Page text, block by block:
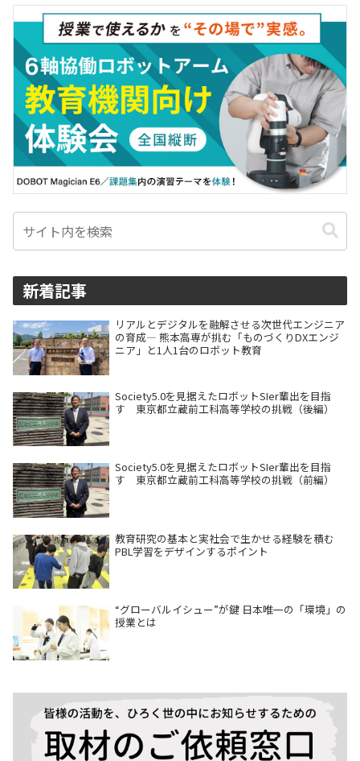
新着記事
リアルとデジタルを融解させる次世代エンジニア
の育成― 熊本高専が挑む「ものづくりDXエンジ
ニア」と1人1台のロボット教育
Society5.0を見据えたロボットSIer輩出を目指
す 東京都立蔵前工科高等学校の挑戦（後編）
Society5.0を見据えたロボットSIer輩出を目指
す 東京都立蔵前工科高等学校の挑戦（前編）
教育研究の基本と実社会で生かせる経験を積む
PBL学習をデザインするポイント
“グローバルイシュー”が鍵 日本唯一の「環境」の
授業とは